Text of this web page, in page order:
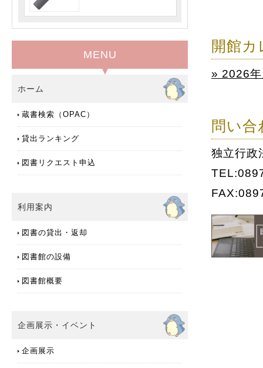
開館カ
» 2026年
問い合
独立行政
MENU
ホーム
蔵書検索（OPAC）
貸出ランキング
図書リクエスト申込
利用案内
図書の貸出・返却
図書館の設備
図書館概要
企画展示・イベント
企画展示